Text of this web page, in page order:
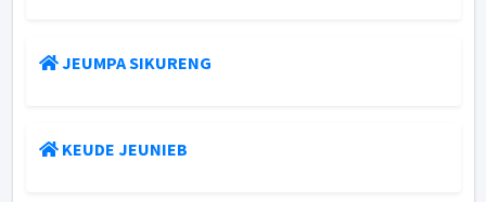
JEUMPA SIKURENG
KEUDE JEUNIEB